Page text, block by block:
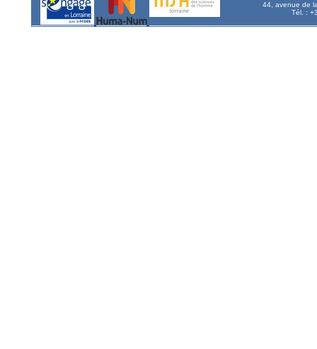
44, avenue de
Tél. :